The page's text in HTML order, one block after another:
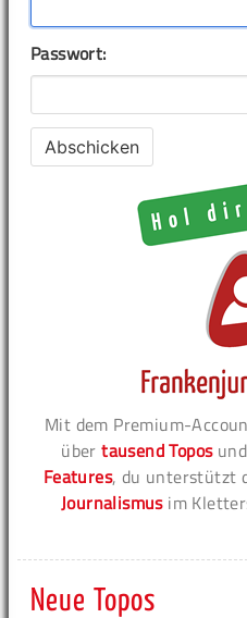
Passwort:
Mit dem Premium-
übertausend Topos
Features, du unterstützt
Journalismusim
Neue Topos